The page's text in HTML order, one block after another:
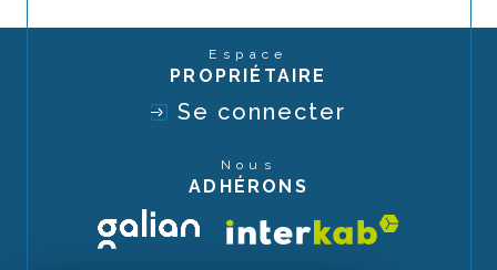
Espace
PROPRIÉTAIRE
Se connecter
Nous
ADHÉRONS